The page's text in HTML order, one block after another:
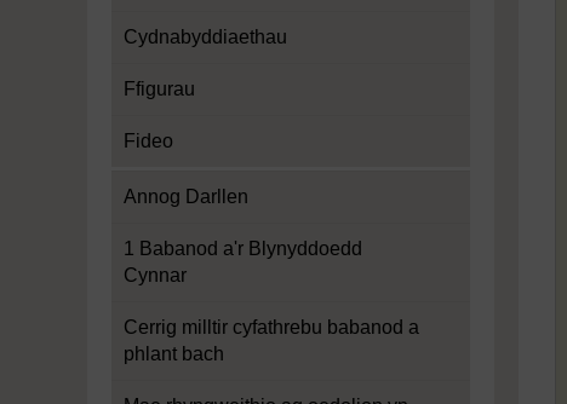
Cydnabyddiaethau
Ffigurau
Fideo
Annog Darllen
1 Babanod a'r Blynyddoedd
Cynnar
Cerrig milltir cyfathrebu babanod a
phlant bach